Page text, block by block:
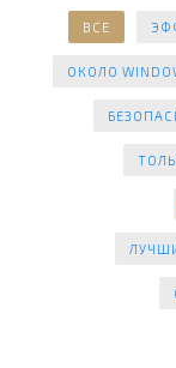
ВСЕ
ОКОЛО